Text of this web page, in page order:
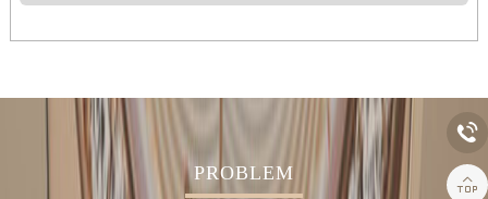
PROBLEM

